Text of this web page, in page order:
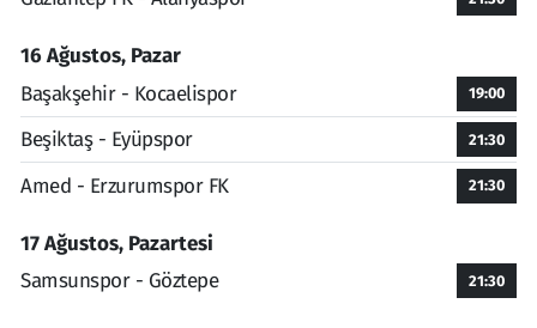
16 Ağustos, Pazar
Başakşehir - Kocaelispor
19:00
Beşiktaş - Eyüpspor 21:30
Amed - Erzurumspor FK 21:30
17 Ağustos, Pazartesi
Samsunspor - Göztepe
21:30